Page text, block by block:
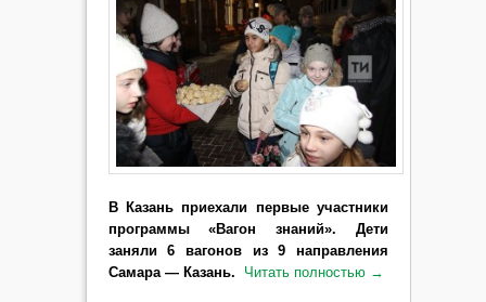
В Казань приехали первые участники
программы «Вагон знаний». Дети
заняли 6 вагонов из 9 направления
Самара — Казань.
Читать полностью →